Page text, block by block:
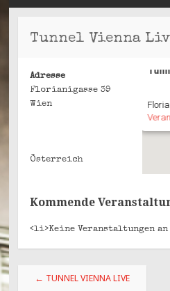
SPRINGEN
Tunnel Vienna
Adresse
Florianigasse 39
Wien
Österreich
Kommende
<li>Keine Veranstaltungen
Beitragsnavigation
← TUNNEL VIENNA LIVE